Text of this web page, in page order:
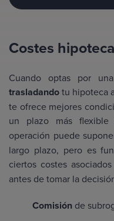
Costes
Cuando optas por
trasladandotu hipoteca
te ofrece mejores
un plazo más
operación puede
largo plazo, pero es
ciertos costes
antes de tomar la
Comisión de